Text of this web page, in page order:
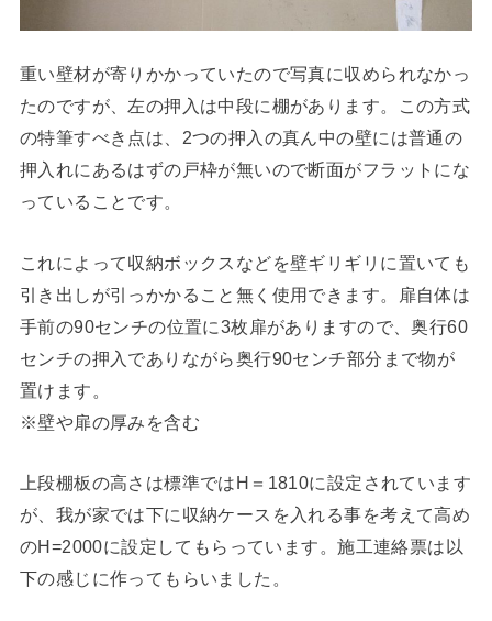
重い壁材が寄りかかっていたので写真に収められなかっ
たのですが、左の押入は中段に棚があります。この方式
の特筆すべき点は、2つの押入の真ん中の壁には普通の
押入れにあるはずの戸枠が無いので断面がフラットにな
っていることです。
これによって収納ボックスなどを壁ギリギリに置いても
引き出しが引っかかること無く使用できます。扉自体は
手前の90センチの位置に3枚扉がありますので、奥行60
センチの押入でありながら奥行90センチ部分まで物が
置けます。
※壁や扉の厚みを含む
上段棚板の高さは標準ではH＝1810に設定されています
が、我が家では下に収納ケースを入れる事を考えて高め
のH=2000に設定してもらっています。施工連絡票は以
下の感じに作ってもらいました。